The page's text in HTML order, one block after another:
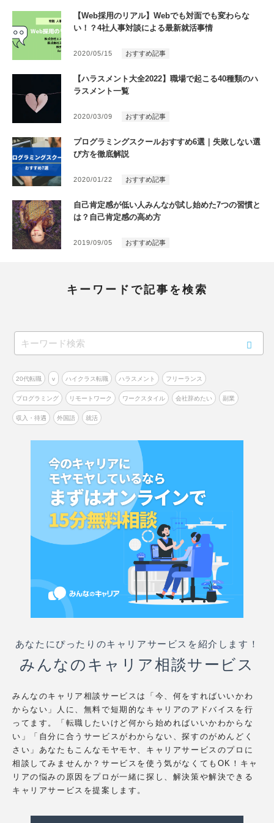
キーワードで記事を検索
20代転職 v ハイクラス転職 ハラスメント フリーランス
プログラミング リモートワーク ワークスタイル 会社辞めたい 副業
収入・待遇 外国語 就活
【Web採用のリアル】Webでも対面でも変わらな
い！？4社人事対談による最新就活事情
2020/05/15 おすすめ記事
【ハラスメント大全2022】職場で起こる40種類のハ
ラスメント一覧
2020/03/09 おすすめ記事
プログラミングスクールおすすめ6選｜失敗しない選
び方を徹底解説
2020/01/22 おすすめ記事
自己肯定感が低い人みんなが試し始めた7つの習慣と
は？自己肯定感の高め方
2019/09/05 おすすめ記事
あなたにぴったりのキャリアサービスを紹介します！
みんなのキャリア相談サービス
みんなのキャリア相談サービスは「今、何をすればいいかわ
からない」人に、無料で短期的なキャリアのアドバイスを行
ってます。「転職したいけど何から始めればいいかわからな
い」「自分に合うサービスがわからない、探すのがめんどく
さい」あなたもこんなモヤモヤ、キャリアサービスのプロに
相談してみませんか？サービスを使う気がなくてもOK！キャ
リアの悩みの原因をプロが一緒に探し、解決策や解決できる
キャリアサービスを提案します。